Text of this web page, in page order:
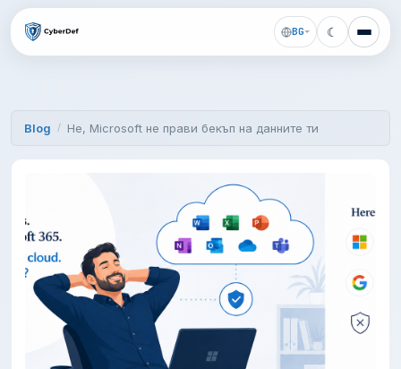
BG ☾
Blog Не, Microsoft не прави бекъп на данните ти